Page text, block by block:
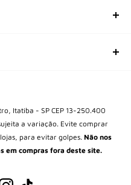
Itatiba - SP CEP 13-250.400
a variação. Evite comprar
para evitar golpes. Não nos
em compras fora deste site.